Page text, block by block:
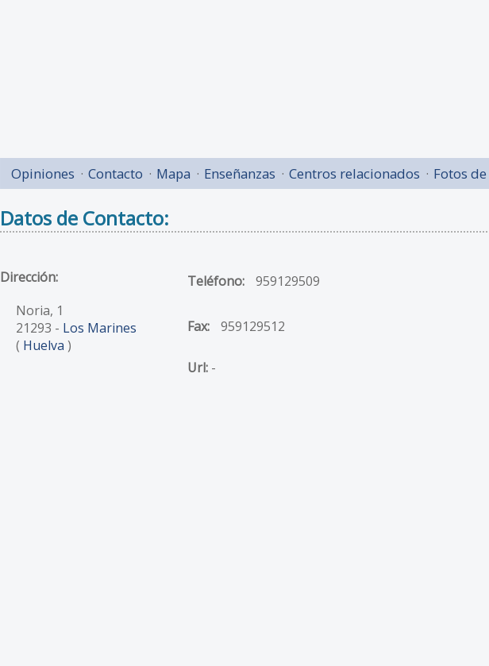
Opiniones Contacto Mapa Enseñanzas Centros relacionados Fotos
Datos de Contacto:
Dirección:
Noria, 1
21293 - Los Marines
( Huelva )
Teléfono: 959129509
Fax: 959129512
Url: -